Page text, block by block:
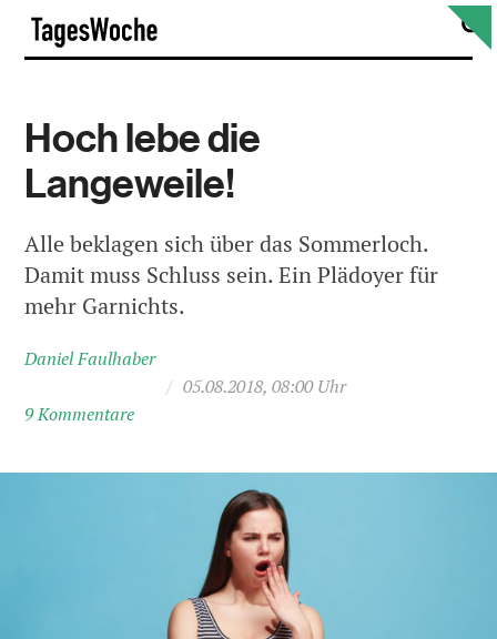
Skip
content
Hoch lebe die
Langeweile!
Alle beklagen sich über das Sommerloch.
Damit muss Schluss sein. Ein Plädoyer für
mehr Garnichts.
Daniel Faulhaber
/ 05.08.2018, 08:00 Uhr
9 Kommentare